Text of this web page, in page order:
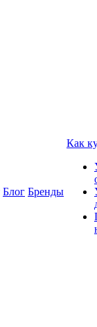
Блог Бренды
Как